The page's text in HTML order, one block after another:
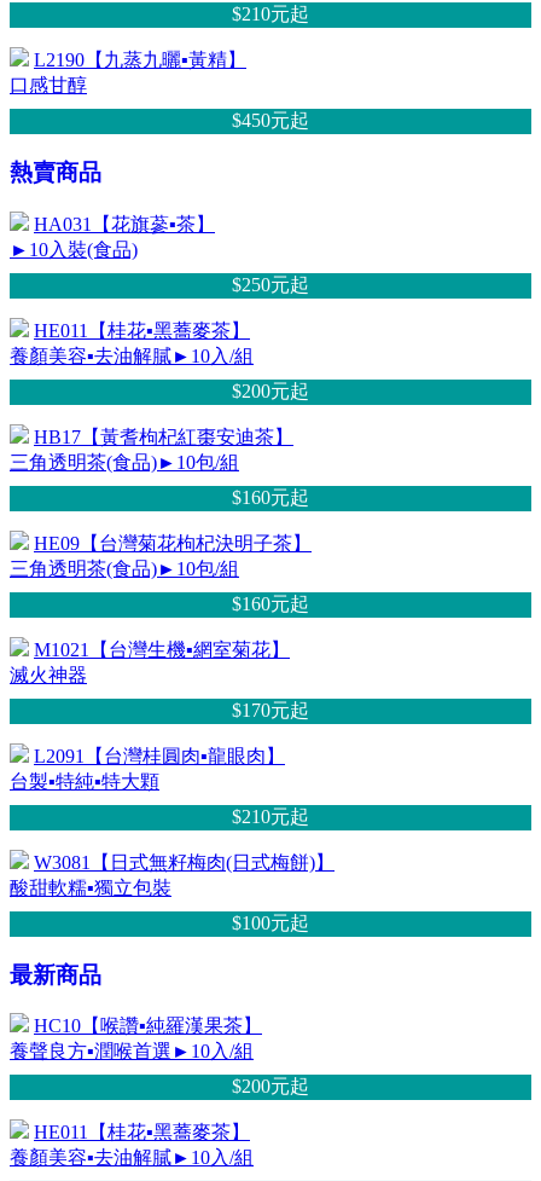
$210元起
L2190【九蒸九曬▪黃精】
口感甘醇
$450元起
熱賣商品
HA031【花旗蔘▪茶】
►10入裝(食品)
$250元起
HE011【桂花▪黑蕎麥茶】
養顏美容▪去油解膩►10入/組
$200元起
HB17【黃耆枸杞紅棗安迪茶】
三角透明茶(食品)►10包/組
$160元起
HE09【台灣菊花枸杞決明子茶】
三角透明茶(食品)►10包/組
$160元起
M1021【台灣生機▪網室菊花】
滅火神器
$170元起
L2091【台灣桂圓肉▪龍眼肉】
台製▪特純▪特大顆
$210元起
W3081【日式無籽梅肉(日式梅餅)】
酸甜軟糯▪獨立包裝
$100元起
最新商品
HC10【喉讚▪純羅漢果茶】
養聲良方▪潤喉首選►10入/組
$200元起
HE011【桂花▪黑蕎麥茶】
養顏美容▪去油解膩►10入/組